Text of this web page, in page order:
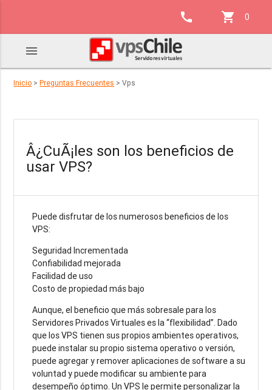
call shopping_cart 0
menu
Inicio >Preguntas Frecuentes > Vps
Â¿CuÃ¡les son los beneficios de
usar VPS?
Puede disfrutar de los numerosos beneficios de los
VPS:
Seguridad Incrementada
Confiabilidad mejorada
Facilidad de uso
Costo de propiedad más bajo
Aunque, el beneficio que más sobresale para los
Servidores Privados Virtuales es la “flexibilidad”. Dado
que los VPS tienen sus propios ambientes operativos,
puede instalar su propio sistema operativo o versión,
puede agregar y remover aplicaciones de software a su
voluntad y puede modificar su ambiente para
desempeño óptimo. Un VPS le permite personalizar la